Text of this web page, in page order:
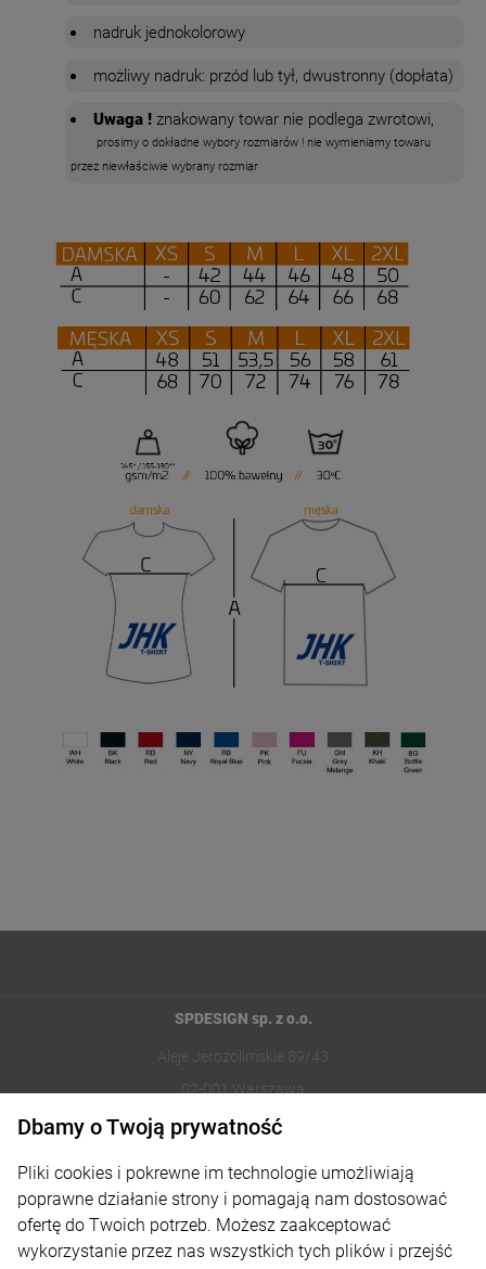
nadruk jednokolorowy
możliwy nadruk: przód lub tył, dwustronny (dopłata)
Uwaga ! znakowany towar nie podlega zwrotowi,
prosimy o dokładne wybory rozmiarów ! nie wymieniamy towaru
przez niewłaściwie wybrany rozmiar
SPDESIGN sp. z o.o.
Aleje Jerozolimskie 89/43
02-001 Warszawa
sklep@reklamydrukarnia.pl
Moje konto
Dbamy o Twoją prywatność
Pliki cookies i pokrewne im technologie umożliwiają
poprawne działanie strony i pomagają nam dostosować
ofertę do Twoich potrzeb. Możesz zaakceptować
wykorzystanie przez nas wszystkich tych plików i przejść